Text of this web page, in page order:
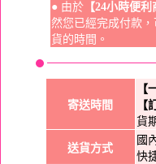
● 由於 【24小時便
然您已經完成付款
貨的時間。
寄送時間
【
【
貨
送貨方式
國
快